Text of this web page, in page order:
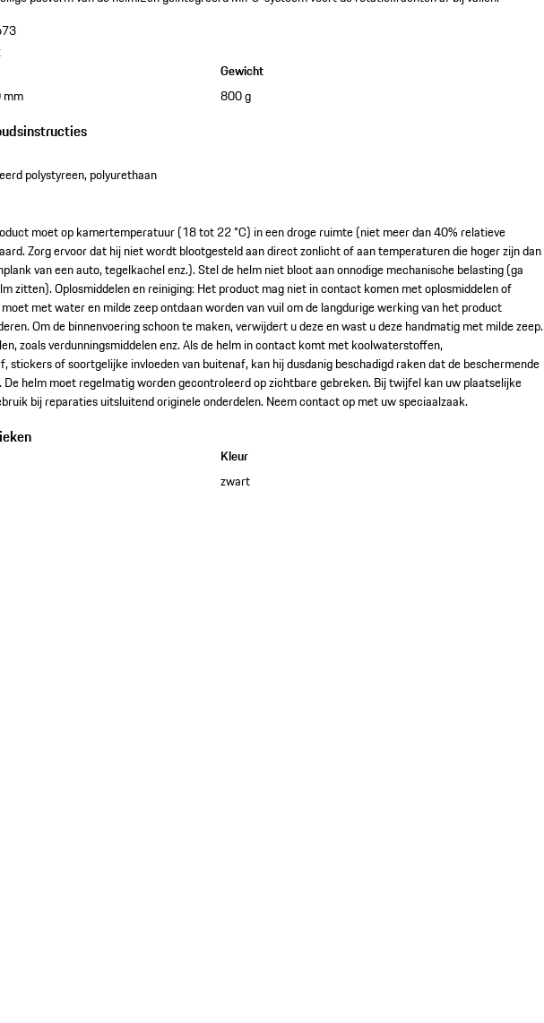
mm
Gewicht
800 g
polystyreen, polyurethaan
moet op kamertemperatuur (18 tot 22 °C) in een droge ruimte (niet meer dan 40% relatieve
Zorg ervoor dat hij niet wordt blootgesteld aan direct zonlicht of aan temperaturen die hoger zijn dan
van een auto, tegelkachel enz.). Stel de helm niet bloot aan onnodige mechanische belasting (ga
zitten). Oplosmiddelen en reiniging: Het product mag niet in contact komen met oplosmiddelen of
met water en milde zeep ontdaan worden van vuil om de langdurige werking van het product
Om de binnenvoering schoon te maken, verwijdert u deze en wast u deze handmatig met milde zeep.
zoals verdunningsmiddelen enz. Als de helm in contact komt met koolwaterstoffen,
stickers of soortgelijke invloeden van buitenaf, kan hij dusdanig beschadigd raken dat de beschermende
helm moet regelmatig worden gecontroleerd op zichtbare gebreken. Bij twijfel kan uw plaatselijke
bij reparaties uitsluitend originele onderdelen. Neem contact op met uw speciaalzaak.
Kleur
zwart